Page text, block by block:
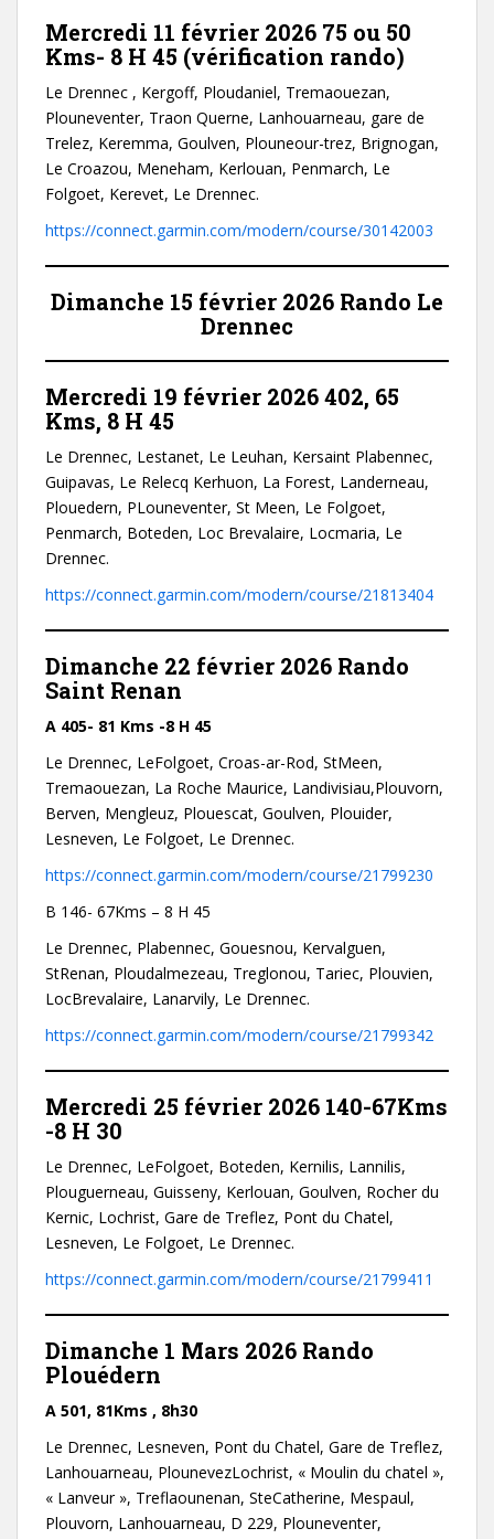
Mercredi 11 février 2026 75 ou 50
Kms- 8 H 45 (vérification rando)
Le Drennec , Kergoff, Ploudaniel, Tremaouezan,
Plouneventer, Traon Querne, Lanhouarneau, gare de
Trelez, Keremma, Goulven, Plouneour-trez, Brignogan,
Le Croazou, Meneham, Kerlouan, Penmarch, Le
Folgoet, Kerevet, Le Drennec.
https://connect.garmin.com/modern/course/30142003
Dimanche 15 février 2026 Rando Le
Drennec
Mercredi 19 février 2026402, 65
Kms, 8 H 45
Le Drennec, Lestanet, Le Leuhan, Kersaint Plabennec,
Guipavas, Le Relecq Kerhuon, La Forest, Landerneau,
Plouedern, PLouneventer, St Meen, Le Folgoet,
Penmarch, Boteden, Loc Brevalaire, Locmaria, Le
Drennec.
https://connect.garmin.com/modern/course/21813404
Dimanche 22 février 2026 Rando
Saint Renan
A 405- 81 Kms -8 H 45
Le Drennec, LeFolgoet, Croas-ar-Rod, StMeen,
Tremaouezan, La Roche Maurice, Landivisiau,Plouvorn,
Berven, Mengleuz, Plouescat, Goulven, Plouider,
Lesneven, Le Folgoet, Le Drennec.
https://connect.garmin.com/modern/course/21799230
B 146- 67Kms – 8 H 45
Le Drennec, Plabennec, Gouesnou, Kervalguen,
StRenan, Ploudalmezeau, Treglonou, Tariec, Plouvien,
LocBrevalaire, Lanarvily, Le Drennec.
https://connect.garmin.com/modern/course/21799342
Mercredi 25 février 2026 140-67Kms
-8 H 30
Le Drennec, LeFolgoet, Boteden, Kernilis, Lannilis,
Plouguerneau, Guisseny, Kerlouan, Goulven, Rocher du
Kernic, Lochrist, Gare de Treflez, Pont du Chatel,
Lesneven, Le Folgoet, Le Drennec.
https://connect.garmin.com/modern/course/21799411
Dimanche 1 Mars 2026 Rando
Plouédern
A 501, 81Kms , 8h30
Le Drennec, Lesneven, Pont du Chatel, Gare de Treflez,
Lanhouarneau, PlounevezLochrist, « Moulin du chatel »,
« Lanveur », Treflaounenan, SteCatherine, Mespaul,
Plouvorn, Lanhouarneau, D 229, Plouneventer,